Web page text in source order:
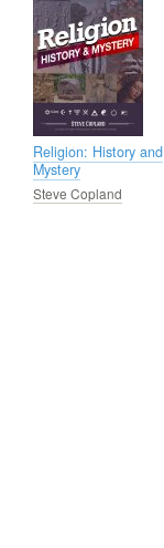
Religion: History and
Mystery
Steve Copland